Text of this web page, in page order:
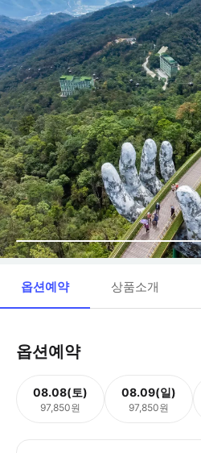
옵션예약 상품소개
옵션예약
08.08(토)
97,850원
08.09(일)
97,850원